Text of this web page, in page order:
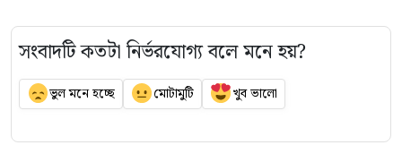
সংবাদটি কতটা নির্ভরযোগ্য বলে মনে হয়?
ভুল মনে হচ্ছে মোটামুটি খুব ভালো